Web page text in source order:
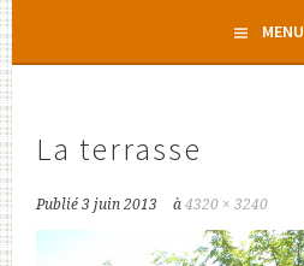
contenu
MENU
La terrasse
Publié3 juin 2013 à4320 × 3240